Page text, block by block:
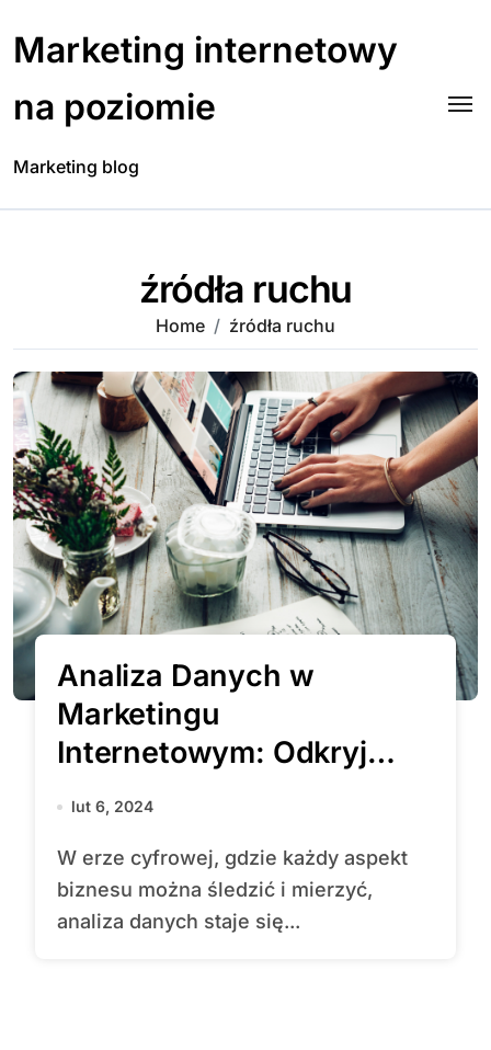
content
Marketing internetowy
na poziomie
Marketing blog
źródła ruchu
Home źródła ruchu
Analiza Danych w
Marketingu
Internetowym: Odkryj
Kluczowe Wskazówki z
lut 6, 2024
W erze cyfrowej, gdzie każdy aspekt
biznesu można śledzić i mierzyć,
analiza danych staje się...